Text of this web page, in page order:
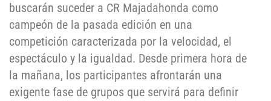
buscarán suceder a CR Majadahonda como
campeón de la pasada edición en una
competición caracterizada por la velocidad, el
espectáculo y la igualdad. Desde primera hora de
la mañana, los participantes afrontarán una
exigente fase de grupos que servirá para definir